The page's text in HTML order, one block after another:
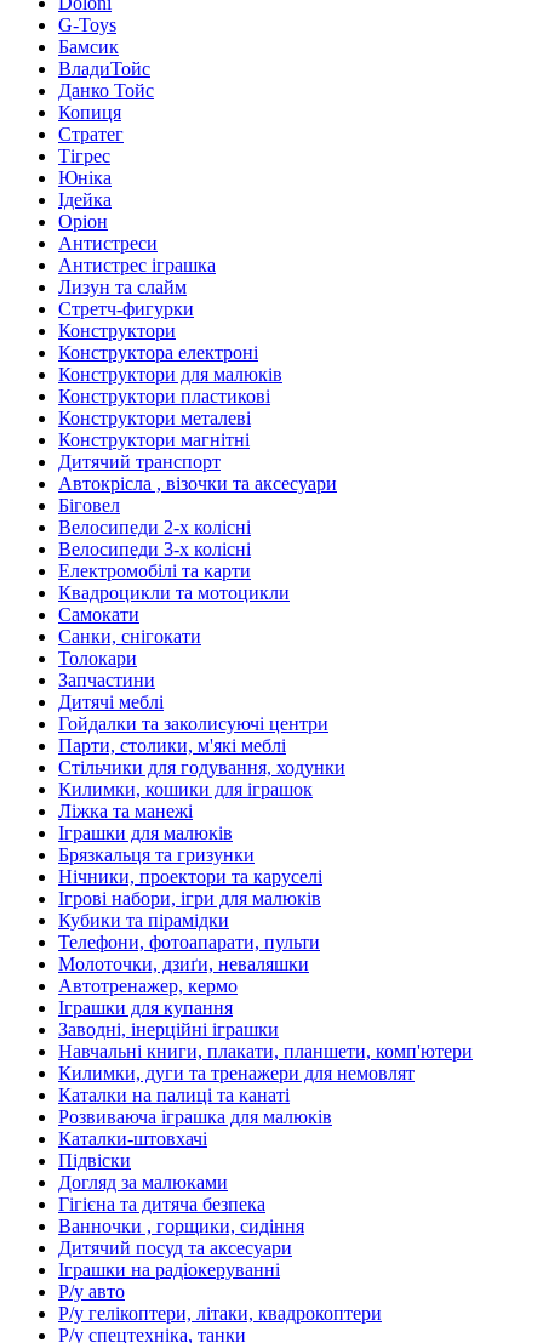
G-Toys
Бамсик
ВладиТойс
Данко Тойс
Копиця
Стратег
Тігрес
Юніка
Ідейка
Оріон
Антистреси
Антистрес іграшка
Лизун та слайм
Стретч-фигурки
Конструктори
Конструктора електроні
Конструктори для малюків
Конструктори пластикові
Конструктори металеві
Конструктори магнітні
Дитячий транспорт
Автокрісла , візочки та аксесуари
Біговел
Велосипеди 2-х колісні
Велосипеди 3-х колісні
Електромобілі та карти
Квадроцикли та мотоцикли
Самокати
Санки, снігокати
Толокари
Запчастини
Дитячі меблі
Гойдалки та заколисуючі центри
Парти, столики, м'які меблі
Стільчики для годування, ходунки
Килимки, кошики для іграшок
Ліжка та манежі
Іграшки для малюків
Брязкальця та гризунки
Нічники, проектори та каруселі
Ігрові набори, ігри для малюків
Кубики та пірамідки
Телефони, фотоапарати, пульти
Молоточки, дзиґи, неваляшки
Автотренажер, кермо
Іграшки для купання
Заводні, інерційні іграшки
Навчальні книги, плакати, планшети, комп'ютери
Килимки, дуги та тренажери для немовлят
Каталки на палиці та канаті
Розвиваюча іграшка для малюків
Каталки-штовхачі
Підвіски
Догляд за малюками
Гігієна та дитяча безпека
Ванночки , горщики, сидіння
Дитячий посуд та аксесуари
Іграшки на радіокеруванні
Р/у авто
Р/у гелікоптери, літаки, квадрокоптери
Р/у спецтехніка, танки